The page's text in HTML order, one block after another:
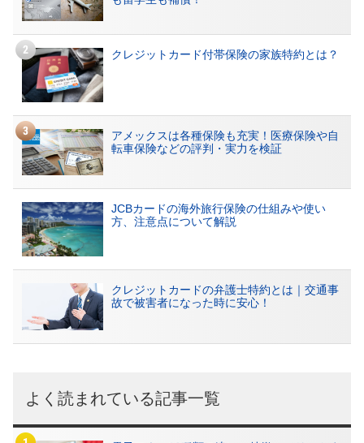
クレジットカード付帯保険の家族特約とは？
アメックスは各種保険も充実！医療保険や自
転車保険などの評判・実力を検証
JCBカードの海外旅行保険の仕組みや使い
方、注意点について解説
クレジットカードの弁護士特約とは｜交通事
故で被害者になった時に安心！
よく読まれている記事一覧